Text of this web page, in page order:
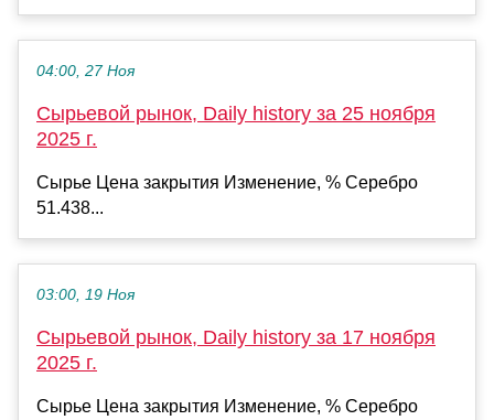
04:00, 27 Ноя
Сырьевой рынок, Daily history за 25 ноября
2025 г.
Сырье Цена закрытия Изменение, % Серебро
51.438...
03:00, 19 Ноя
Сырьевой рынок, Daily history за 17 ноября
2025 г.
Сырье Цена закрытия Изменение, % Серебро